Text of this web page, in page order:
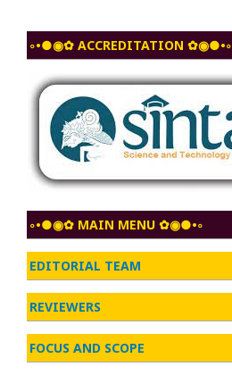
◦•●◉✿ ACCREDITATION ✿◉●•◦
◦•●◉✿ MAIN MENU ✿◉●•◦
EDITORIAL TEAM
REVIEWERS
FOCUS AND SCOPE